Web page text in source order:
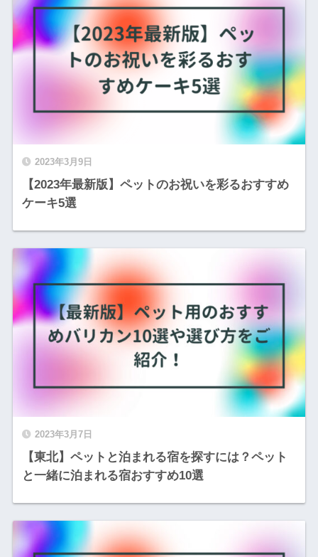
2023年3月9日
【2023年最新版】ペットのお祝いを彩るおすすめ
ケーキ5選
2023年3月7日
【東北】ペットと泊まれる宿を探すには？ペット
と一緒に泊まれる宿おすすめ10選